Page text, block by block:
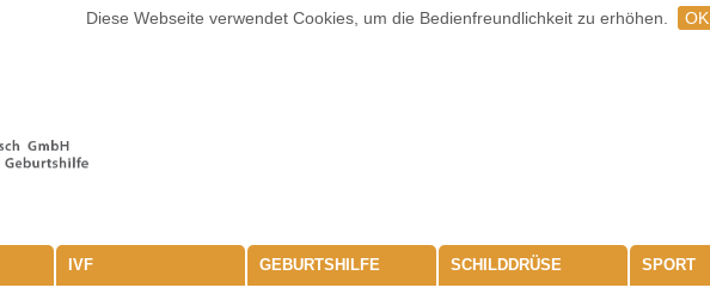
Diese Webseite verwendet Cookies, um die Bedienfreundlichkeit zu erhöhen. OK
IVF GEBURTSHILFE SCHILDDRÜSE SPORT